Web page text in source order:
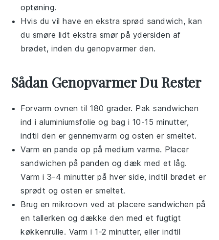
optøning.
Hvis du vil have en ekstra sprød sandwich, kan
du smøre lidt ekstra smør på ydersiden af
brødet, inden du genopvarmer den.
Sådan Genopvarmer Du Rester
Forvarm ovnen til 180 grader. Paksandwichen
ind ialuminiumsfolie og bag i 10-15 minutter,
indtil den er gennemvarm ogosten er smeltet.
Varm en pande op på medium varme. Placer
sandwichen på panden og dæk med et låg.
Varm i 3-4 minutter på hver side, indtil brødet er
sprødt ogosten er smeltet.
Brug enmikroovn ved at placeresandwichen på
en tallerken og dække den med et fugtigt
køkkenrulle. Varm i 1-2 minutter, eller indtil